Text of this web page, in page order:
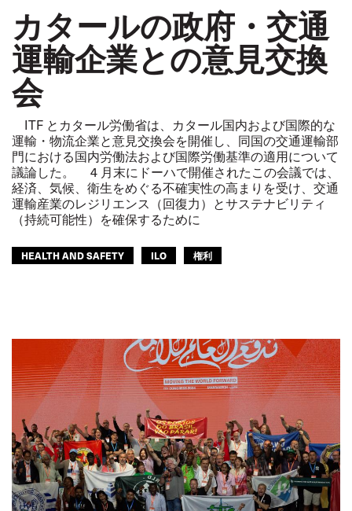
カタールの政府・交通
運輸企業との意見交換
会
ITF とカタール労働省は、カタール国内および国際的な
運輸・物流企業と意見交換会を開催し、同国の交通運輸部
門における国内労働法および国際労働基準の適用について
議論した。 4 月末にドーハで開催されたこの会議では、
経済、気候、衛生をめぐる不確実性の高まりを受け、交通
運輸産業のレジリエンス（回復力）とサステナビリティ
（持続可能性）を確保するために
HEALTH AND SAFETY ILO
権利